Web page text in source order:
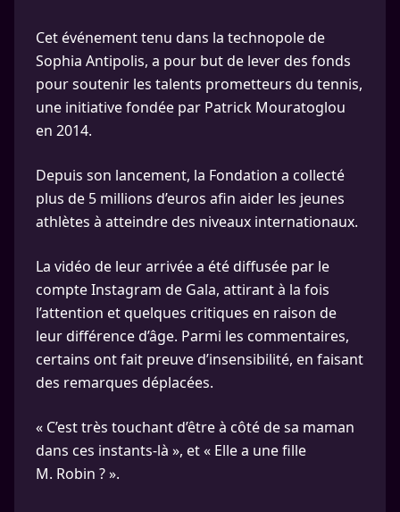
Cet événement tenu dans la technopole de
Sophia Antipolis, a pour but de lever des fonds
pour soutenir les talents prometteurs du tennis,
une initiative fondée par Patrick Mouratoglou
en 2014.
Depuis son lancement, la Fondation a collecté
plus de 5 millions d’euros afin aider les jeunes
athlètes à atteindre des niveaux internationaux.
La vidéo de leur arrivée a été diffusée par le
compte Instagram de Gala, attirant à la fois
l’attention et quelques critiques en raison de
leur différence d’âge. Parmi les commentaires,
certains ont fait preuve d’insensibilité, en faisant
des remarques déplacées.
« C’est très touchant d’être à côté de sa maman
dans ces instants-là », et « Elle a une fille
M. Robin ? ».